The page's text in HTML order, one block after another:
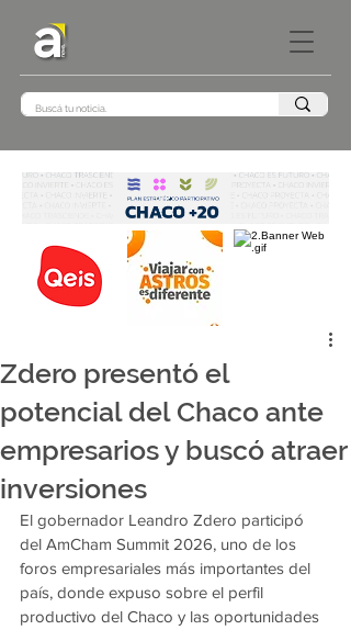
Zdero presentó el
potencial del Chaco ante
empresarios y buscó atraer
inversiones
El gobernador Leandro Zdero participó
del AmCham Summit 2026, uno de los
foros empresariales más importantes del
país, donde expuso sobre el perfil
productivo del Chaco y las oportunidades